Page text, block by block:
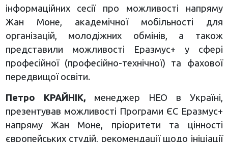
інформаційних сесії про можливості напряму
Жан Моне, академічної мобільності для
організацій, молодіжних обмінів, а також
представили можливості Еразмус+ у сфері
професійної (професійно-технічної) та фахової
передвищої освіти.
Петро КРАЙНІК,менеджер НЕО в Україні,
презентував можливості Програми ЄС Еразмус+
напряму Жан Моне, пріоритети та цінності
європейських студій, рекомендації щодо ініціації